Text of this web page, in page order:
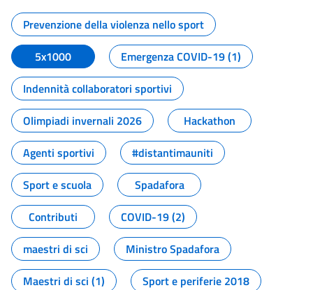
Tutti i contenuti della pagina
Prevenzione della violenza nello sport
5x1000
Emergenza COVID-19 (1)
Indennità collaboratori sportivi
Olimpiadi invernali 2026
Hackathon
Agenti sportivi
#distantimauniti
Sport e scuola
Spadafora
Contributi
COVID-19 (2)
maestri di sci
Ministro Spadafora
Maestri di sci (1)
Sport e periferie 2018